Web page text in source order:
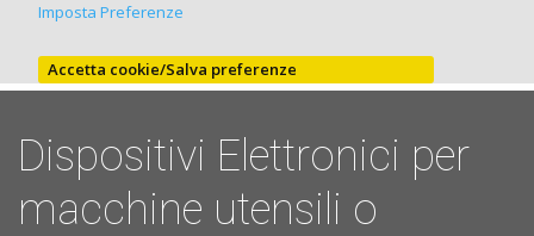
Imposta Preferenze
Accetta cookie/Salva preferenze
Dispositivi Elettronici per
macchine utensili o